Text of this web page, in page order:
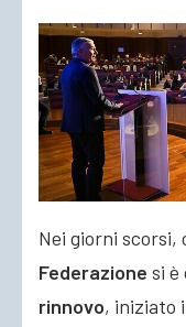
Nei giorni scorsi,
Federazione si è
rinnovo, iniziato